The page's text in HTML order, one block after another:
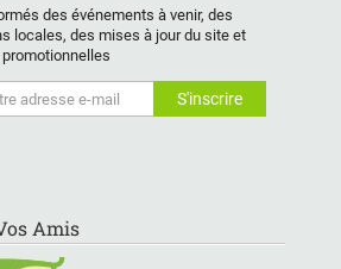
des événements à venir, des
locales, des mises à jour du site et
Amis